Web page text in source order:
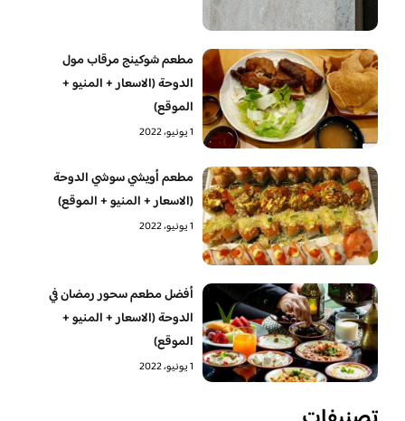
مطعم شوكينج مرقاب مول
الدوحة (الاسعار + المنيو +
الموقع)
1 يونيو، 2022
مطعم أويشي سوشي الدوحة
(الاسعار + المنيو + الموقع)
1 يونيو، 2022
أفضل مطعم سحور رمضان في
الدوحة (الاسعار + المنيو +
الموقع)
1 يونيو، 2022